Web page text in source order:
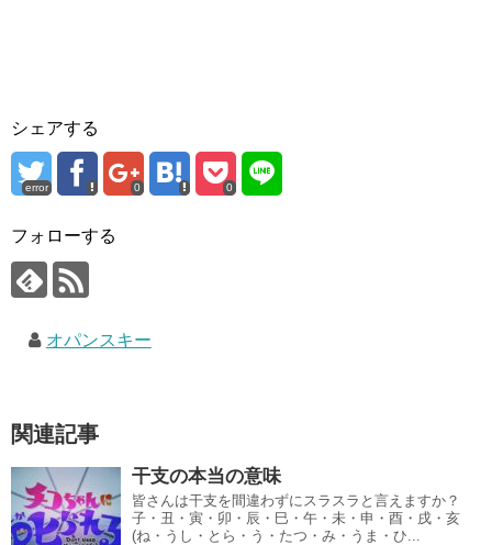
シェアする
error 0 0
フォローする
オパンスキー
関連記事
干支の本当の意味
皆さんは干支を間違わずにスラスラと言えますか？
子・丑・寅・卯・辰・巳・午・未・申・酉・戌・亥
(ね・うし・とら・う・たつ・み・うま・ひ...